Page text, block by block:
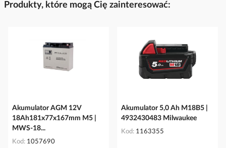
Produkty, które mogą Cię zainteresować:
Akumulator AGM 12V
18Ah181x77x167mm M5 |
MWS-18...
Kod 1057690
Akumulator 5,0 Ah M18B5 |
4932430483 Milwaukee
Kod 1163355